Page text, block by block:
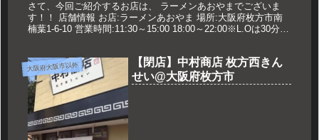
さて、今回ご紹介するお店は、 ラーメンあおやまでございま
す！！ 店舗情報 お店:ラーメンあおやま 場所:大阪府枚方市南
楠葉1-6-10 営業時間:11:30～15:00 18:00～22:00※L.Oは30分前
大阪府大阪市以外
【閉店】中村商店 枚方西きん
せい@大阪府枚方市